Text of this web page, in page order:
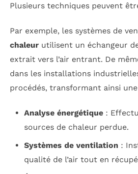
Plusieurs techniques peuvent
Par exemple, les systèmes de
chaleur utilisent un échangeur
extrait vers l’air entrant. De
dans les installations
procédés, transformant ainsi
Analyse énergétique:
sources de chaleur perdue.
Systèmes de ventilation :
qualité de l’air tout en